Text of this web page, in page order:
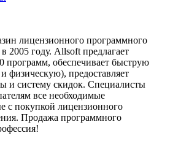
лицензионного программного
2005 году. Allsoft предлагает
программ, обеспечивает быструю
физическую), предоставляет
и систему скидок. Специалисты
все необходимые
с покупкой лицензионного
Продажа программного